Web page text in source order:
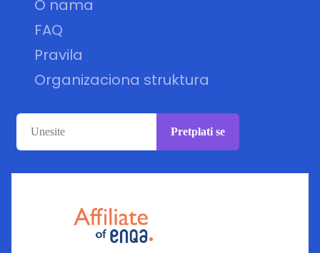
O nama
FAQ
Pravila
Organizaciona struktura
Pretplati se